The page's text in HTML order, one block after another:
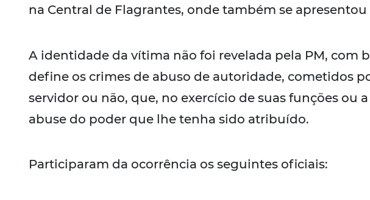
na Central de Flagrantes, onde também se
A identidade da vítima não foi revelada pela PM, com
define os crimes de abuso de autoridade, cometidos
servidor ou não, que, no exercício de suas funções ou
abuse do poder que lhe tenha sido atribuído.
Participaram da ocorrência os seguintes oficiais: